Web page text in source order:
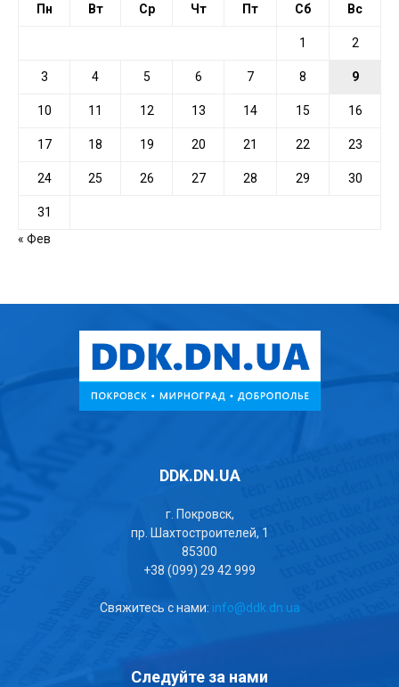
Пн Вт Ср Чт Пт Сб Вс
1 2
3 4 5 6 7 8 9
10 11 12 13 14 15 16
17 18 19 20 21 22 23
24 25 26 27 28 29 30
31
« Фев
DDK.DN.UA
г. Покровск,
пр. Шахтостроителей, 1
85300
+38 (099) 29 42 999
Свяжитесь с нами: info@ddk.dn.ua
Следуйте за нами